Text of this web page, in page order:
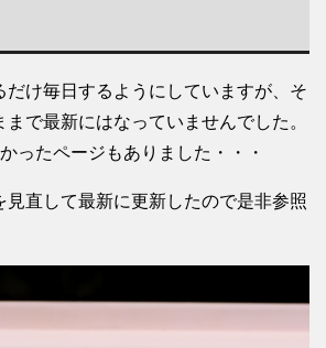
だけ毎日するようにしていますが、そ
で最新にはなっていませんでした。
ったページもありました・・・
見直して最新に更新したので是非参照